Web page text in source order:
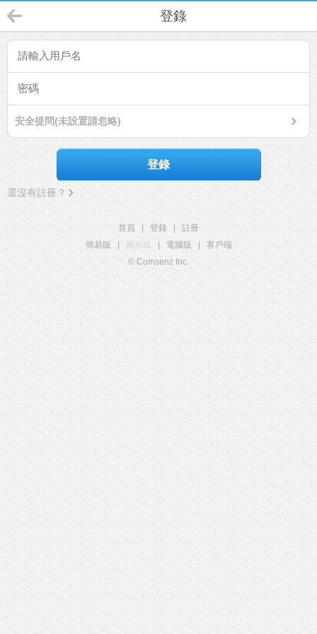
登錄
安全提問(未設置請忽略)
登錄
還沒有註冊？
首頁 登錄
註冊
簡易版
觸屏版 電腦版
客戶端
© Comsenz Inc.